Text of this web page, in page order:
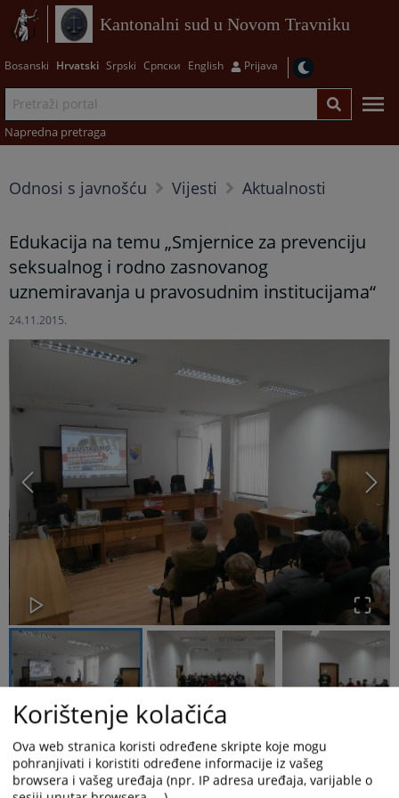
Kantonalni sud u Novom Travniku
Bosanski Hrvatski Srpski Српски English Prijava
Napredna pretraga
Odnosi s javnošću Vijesti Aktualnosti
Edukacija na temu „Smjernice za prevenciju
seksualnog i rodno zasnovanog
uznemiravanja u pravosudnim institucijama“
24.11.2015.
Visoko sudbeno i tužiteljsko vijeće BiH,uz podrš ku DCAF-
inicijative
usvojilo je“Smjernice za prevenciju seksualnog i
rodno
Korištenje kolačića
Ova web stranica koristi određene skripte koje mogu
pohranjivati i koristiti određene informacije iz vašeg
browsera i vašeg uređaja (npr. IP adresa uređaja, varijable o